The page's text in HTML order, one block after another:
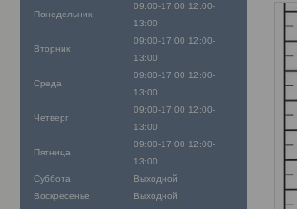
Понедельник
09:00-17:00 12:00-
13:00
Вторник
09:00-17:00 12:00-
13:00
Среда
09:00-17:00 12:00-
13:00
Четверг
09:00-17:00 12:00-
13:00
Пятница
09:00-17:00 12:00-
13:00
Суббота
Выходной
Воскресенье
Выходной